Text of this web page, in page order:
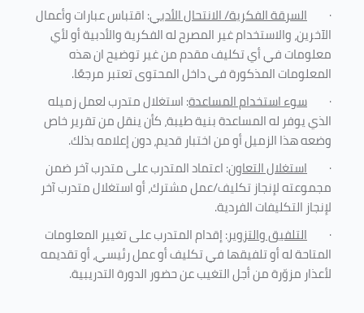
· السرقة الفكرية/ الانتحال الأدبي: اقتباس عبارات وأعمال
الآخرين، والاستخدام غير المصرح له الفكرية والأدبية أو لأي
معلومات في أي تكليف مقدم من غير توضيح ان هذه
المعلومات المذكورة في داخل المحتوى تعتبر مرجعًا.
· سوء استخدام المساعدة: استغلال متدرب لعمل زميله
الذي يوفر له المساعدة بنية طيبة، كأن ينقل من تقرير خاص
وضعه هذا الزميل أو من اختبار قديم، دون إعلامه بذلك.
· استغلال التعاون: اعتماد المتدرب على متدرب آخر ضمن
مجموعته لإنجاز تكليف/عمل مشترك، أو استغلال متدرب آخر
لإنجاز التكليفات الفردية.
· التلفيق والتزوير: إقدام المتدرب على تغيير المعلومات
المتاحة له أو تلفيقها في تكليف أو عمل رئيسي، أو تقديمه
لأعذار مزوّرة من أجل التغيب عن حضور الدورة التدريبية.